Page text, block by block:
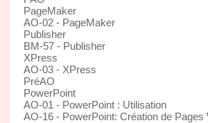
PageMaker
AO-02 - PageMaker
Publisher
BM-57 - Publisher
XPress
AO-03 - XPress
PréAO
PowerPoint
AO-01 - PowerPoint : Utilisation
AO-16 - PowerPoint: Création de Pages